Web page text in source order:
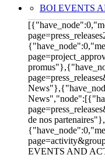
BOI EVENTS
de nos
EVENTS AND